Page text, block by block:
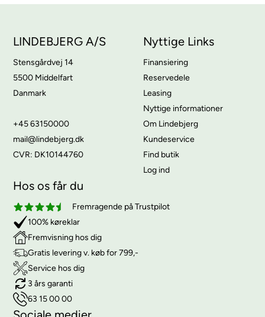
LINDEBJERG A/S
Stensgårdvej 14
5500 Middelfart
Danmark
+45 63150000
mail@lindebjerg.dk
CVR: DK10144760
Nyttige Links
Finansiering
Reservedele
Leasing
Nyttige informationer
Om Lindebjerg
Kundeservice
Find butik
Log ind
Hos os får du
Fremragende på Trustpilot
100% køreklar
Fremvisning hos dig
Gratis levering v. køb for 799,-
Service hos dig
3 års garanti
63 15 00 00